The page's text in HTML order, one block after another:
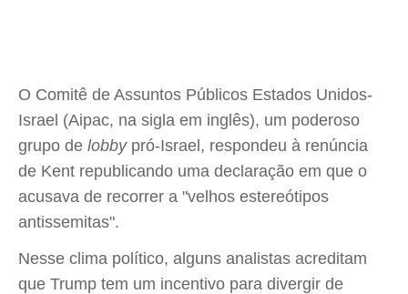
O Comitê de Assuntos Públicos Estados Unidos-
Israel (Aipac, na sigla em inglês), um poderoso
grupo de lobbypró-Israel, respondeu à renúncia
de Kent republicando uma declaração em que o
acusava de recorrer a "velhos estereótipos
antissemitas".
Nesse clima político, alguns analistas acreditam
que Trump tem um incentivo para divergir de